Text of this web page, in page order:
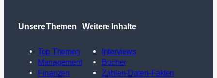
Unsere Themen
Top Themen
Management
Finanzen
Weitere Inhalte
Interviews
Bücher
Zahlen-Daten-Fakten